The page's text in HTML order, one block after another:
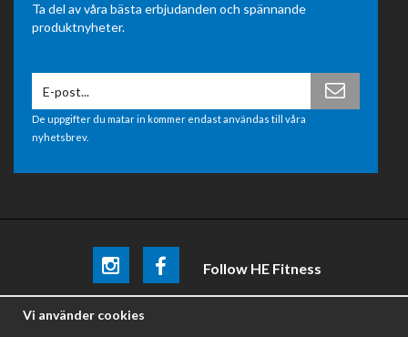
Ta del av våra bästa erbjudanden och spännande
produktnyheter.
De uppgifter du matar in kommer endast användas till våra
nyhetsbrev.
Follow HE Fitness
Be the firstto know aboutpromotions, news and training
Vi använder cookies